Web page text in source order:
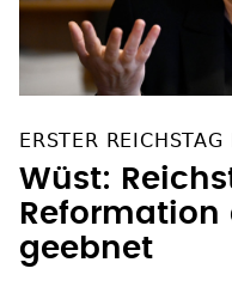
ERSTER REICHSTAG
Wüst:
Reformation
geebnet